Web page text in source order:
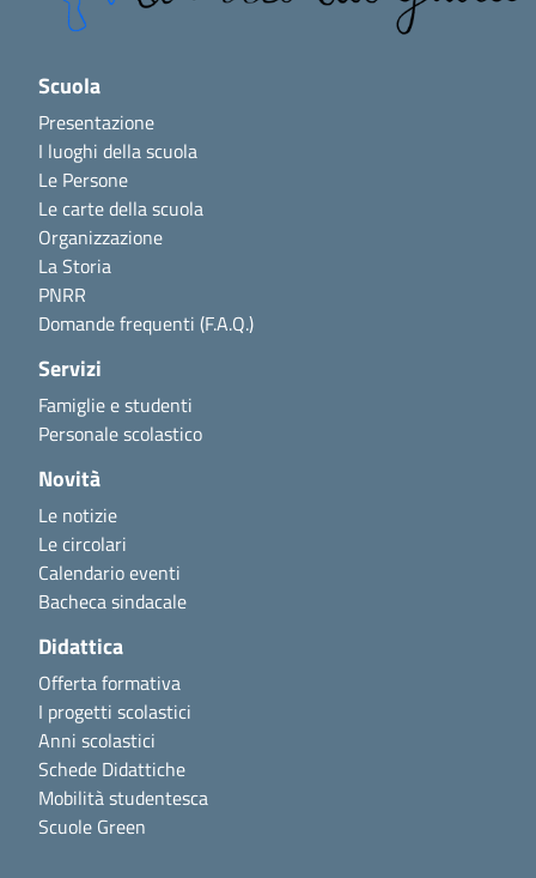
Scuola
Presentazione
I luoghi della scuola
Le Persone
Le carte della scuola
Organizzazione
La Storia
PNRR
Domande frequenti (F.A.Q.)
Servizi
Famiglie e studenti
Personale scolastico
Novità
Le notizie
Le circolari
Calendario eventi
Bacheca sindacale
Didattica
Offerta formativa
I progetti scolastici
Anni scolastici
Schede Didattiche
Mobilità studentesca
Scuole Green